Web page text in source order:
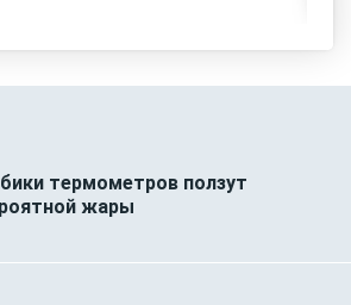
термометров ползут
жары